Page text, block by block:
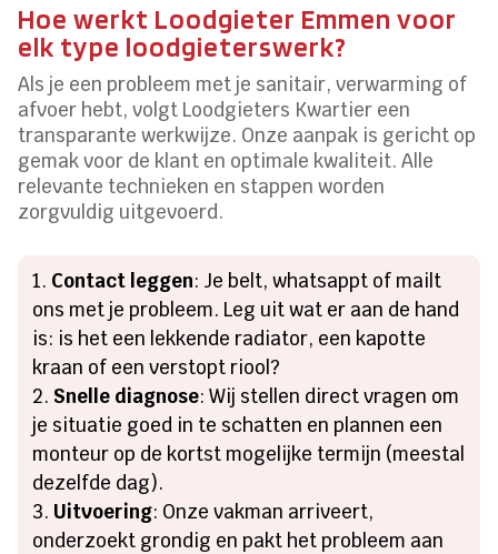
Hoe werkt Loodgieter Emmen voor
elk type loodgieterswerk?
Als je een probleem met je sanitair, verwarming of
afvoer hebt, volgt Loodgieters Kwartier een
transparante werkwijze. Onze aanpak is gericht op
gemak voor de klant en optimale kwaliteit. Alle
relevante technieken en stappen worden
zorgvuldig uitgevoerd.
Contact leggen: Je belt, whatsappt of mailt
ons met je probleem. Leg uit wat er aan de hand
is: is het een lekkende radiator, een kapotte
kraan of een verstopt riool?
Snelle diagnose: Wij stellen direct vragen om
je situatie goed in te schatten en plannen een
monteur op de kortst mogelijke termijn (meestal
dezelfde dag).
Uitvoering: Onze vakman arriveert,
onderzoekt grondig en pakt het probleem aan